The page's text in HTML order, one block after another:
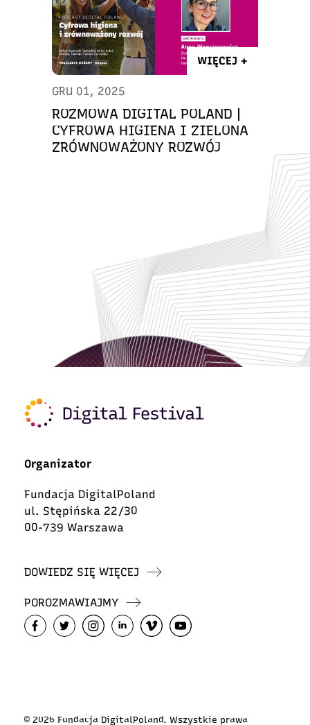
WIĘCEJ +
GRU 01, 2025
ROZMOWA DIGITAL POLAND |
CYFROWA HIGIENA I ZIELONA
ZRÓWNOWAŻONY ROZWÓJ
Organizator
Fundacja DigitalPoland
ul. Stępińska 22/30
00-739 Warszawa
DOWIEDZ SIĘ WIĘCEJ
POROZMAWIAJMY
© 2026 Fundacja DigitalPoland. Wszystkie prawa